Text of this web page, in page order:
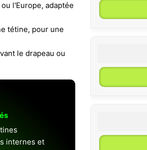
l'Europe, adaptée
tétine, pour une
le drapeau ou
internes et